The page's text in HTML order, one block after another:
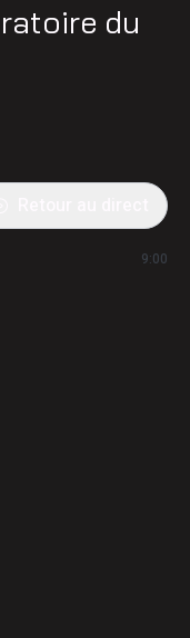
du
9:00